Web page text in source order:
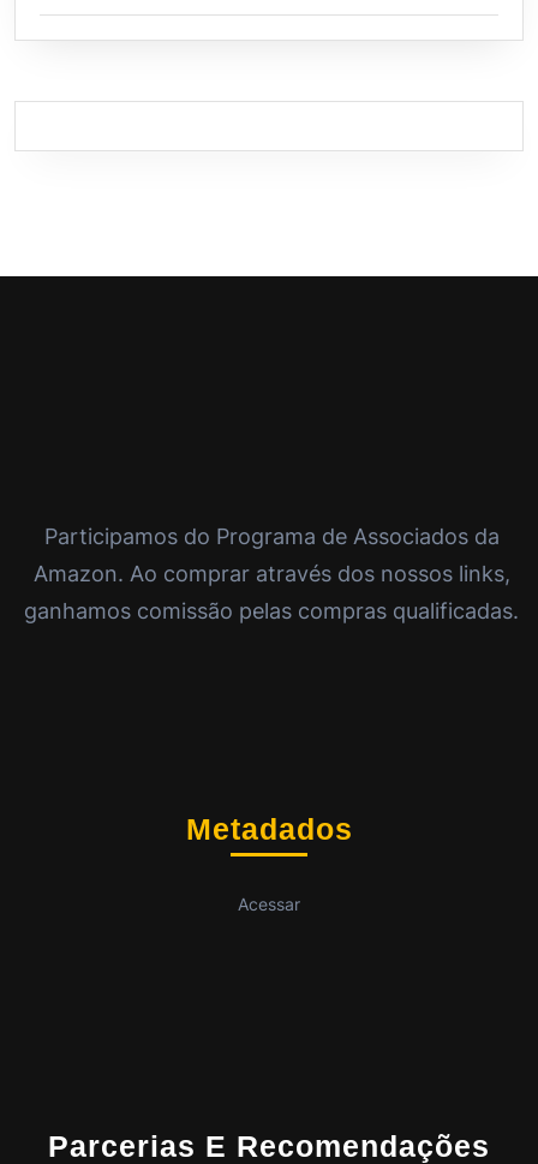
Participamos do Programa de Associados da
Amazon. Ao comprar através dos nossos links,
ganhamos comissão pelas compras qualificadas.
Metadados
Acessar
Parcerias E Recomendações